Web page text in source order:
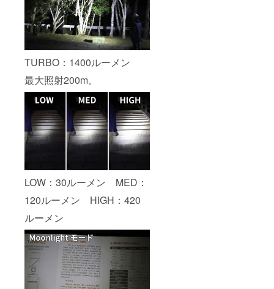
TURBO：1400ルーメン
最大照射200m。
LOW：30ルーメン MED：
120ルーメン HIGH：420
ルーメン